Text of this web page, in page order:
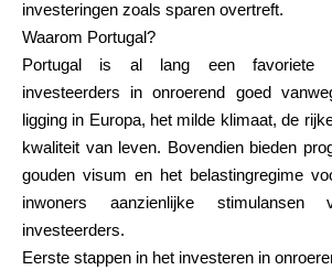
Blog
investeringen zoals sparen overtreft.
Waarom Portugal?
Portugal is al lang een favoriete
investeerders in onroerend goed
ligging in Europa, het milde klimaat, de
kwaliteit van leven. Bovendien bieden
gouden visum en het belastingregime
inwoners aanzienlijke stimulansen
investeerders.
Eerste stappen in het investeren in